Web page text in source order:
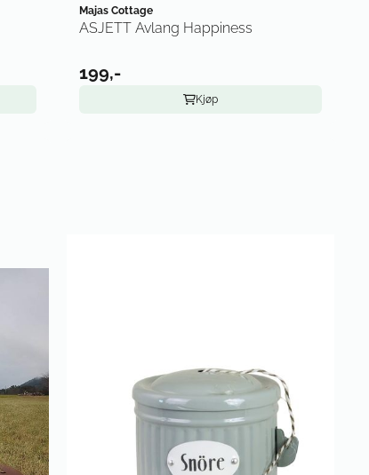
Majas Cottage
ASJETT Avlang Happiness
199,-
Kjøp